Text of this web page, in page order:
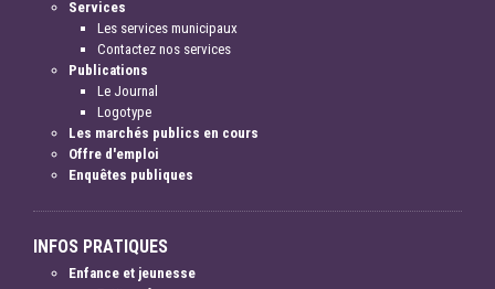
Services
Les services municipaux
Contactez nos services
Publications
Le Journal
Logotype
Les marchés publics en cours
Offre d'emploi
Enquêtes publiques
INFOS PRATIQUES
Enfance et jeunesse